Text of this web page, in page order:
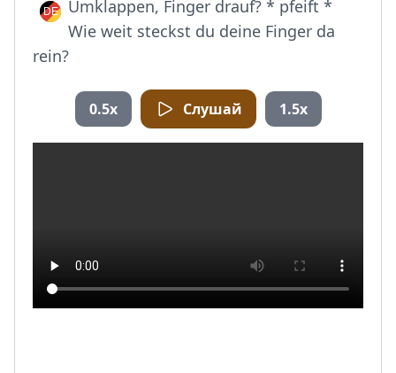
Umklappen, Finger drauf? * pfeift *
Wie weit steckst du deine Finger da
rein?
0.5x Слушай 1.5x